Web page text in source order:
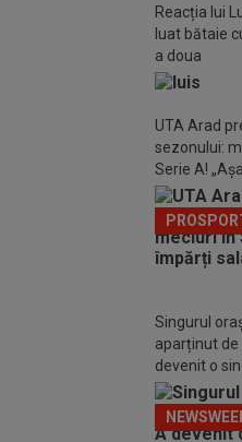
Reacția lui
luat bătaie
a doua
UTA Arad
sezonului:
Serie A!
Singurul
aparținut de
devenit o